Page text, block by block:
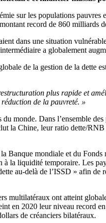
sur les populations
record de 860
dans une situation
a globalement
de la gestion de la dette
plus rapide et
de la pauvreté. »
monde. Dans l’ensemble
la Chine, leur ratio dette/
Banque mondiale et du
la liquidité temporaire. Les
au-delà de l’ISSD » afin
multilatéraux ont atteint
en 2020 leur niveau record
de créanciers bilatéraux.